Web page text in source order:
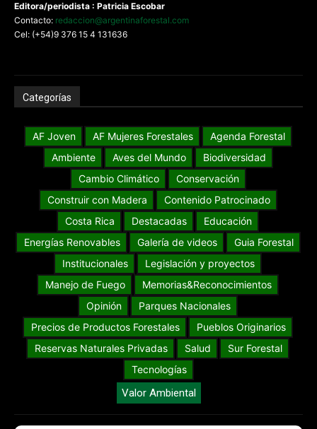
Editora/periodista : Patricia Escobar
Contacto: redaccion@argentinaforestal.com
Cel: (+54)9 376 15 4 131636
Categorías
AF Joven AF Mujeres Forestales
Agenda Forestal
Ambiente
Aves del Mundo
Biodiversidad
Cambio Climático
Conservación
Construir con Madera
Contenido Patrocinado
Costa Rica
Destacadas
Educación
Energías Renovables
Galería de videos
Guia Forestal
Institucionales
Legislación y proyectos
Manejo de Fuego
Memorias&Reconocimientos
Opinión
Parques Nacionales
Precios de Productos Forestales
Pueblos Originarios
Reservas Naturales Privadas
Salud
Sur Forestal
Tecnologías
Valor Ambiental